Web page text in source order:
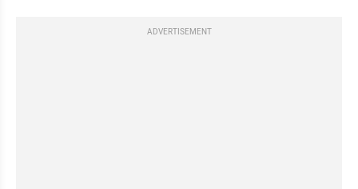
ADVERTISEMENT